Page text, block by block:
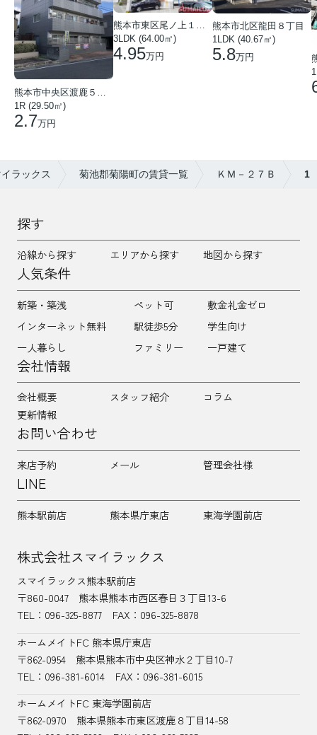
1R (29.50㎡)
2.7万円
熊本市東区尾ノ上１丁目
3LDK (64.00㎡)
4.95万円
熊本市北区龍田８丁目
1LDK (40.67㎡)
5.8万円
ラックス 菊池郡菊陽町の賃貸一覧 ＫＭ－２７Ｂ 1
探す
沿線から探す エリアから探す 地図から探す
人気条件
新築・築浅 ペット可
敷金礼金ゼロ
インターネット無料
駅徒歩5分
学生向け
一人暮らし
ファミリー 一戸建て
会社情報
会社概要 スタッフ紹介
コラム
更新情報
お問い合わせ
来店予約 メール 管理会社様
LINE
熊本駅前店 熊本県庁東店 東海学園前店
株式会社スマイラックス
スマイラックス熊本駅前店
〒860-0047
熊本県熊本市西区春日３丁目13-6
TEL： 096-325-8877
FAX：096-325-8878
ホームメイトFC 熊本県庁東店
〒862-0954
熊本県熊本市中央区神水２丁目10-7
TEL：096-381-6014
FAX：096-381-6015
ホームメイトFC 東海学園前店
〒862-0970
熊本県熊本市東区渡鹿８丁目14-58